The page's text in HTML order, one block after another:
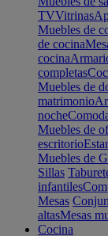
TVVitrinas
Muebles de
de cocina
cocina
completas
Muebles de
matrimonio
noche
Muebles de
escritorio
Muebles de
Sillas
infantiles
Mesas
altasMesas
Cocina